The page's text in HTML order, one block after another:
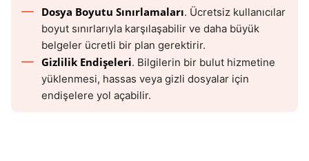
Dosya Boyutu Sınırlamaları. Ücretsiz kullanıcılar
boyut sınırlarıyla karşılaşabilir ve daha büyük
belgeler ücretli bir plan gerektirir.
Gizlilik Endişeleri. Bilgilerin bir bulut hizmetine
yüklenmesi, hassas veya gizli dosyalar için
endişelere yol açabilir.